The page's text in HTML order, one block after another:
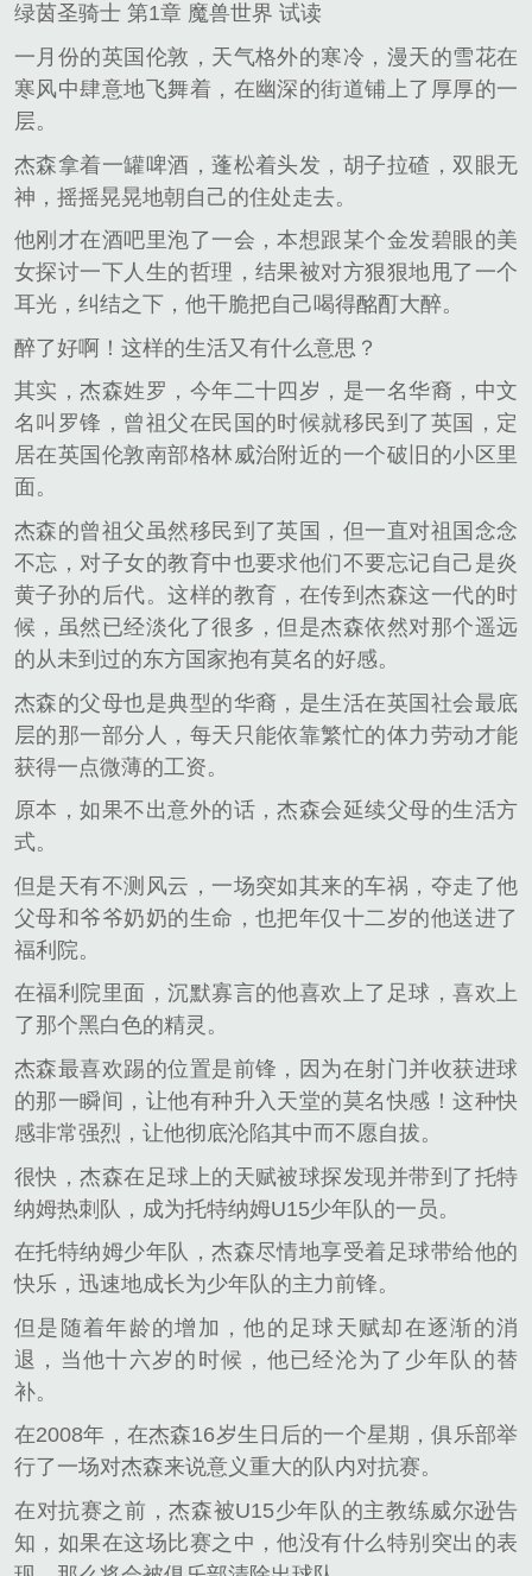
绿茵圣骑士 第1章 魔兽世界 试读
一月份的英国伦敦，天气格外的寒冷，漫天的雪花在
寒风中肆意地飞舞着，在幽深的街道铺上了厚厚的一
层。
杰森拿着一罐啤酒，蓬松着头发，胡子拉碴，双眼无
神，摇摇晃晃地朝自己的住处走去。
他刚才在酒吧里泡了一会，本想跟某个金发碧眼的美
女探讨一下人生的哲理，结果被对方狠狠地甩了一个
耳光，纠结之下，他干脆把自己喝得酩酊大醉。
醉了好啊！这样的生活又有什么意思？
其实，杰森姓罗，今年二十四岁，是一名华裔，中文
名叫罗锋，曾祖父在民国的时候就移民到了英国，定
居在英国伦敦南部格林威治附近的一个破旧的小区里
面。
杰森的曾祖父虽然移民到了英国，但一直对祖国念念
不忘，对子女的教育中也要求他们不要忘记自己是炎
黄子孙的后代。这样的教育，在传到杰森这一代的时
候，虽然已经淡化了很多，但是杰森依然对那个遥远
的从未到过的东方国家抱有莫名的好感。
杰森的父母也是典型的华裔，是生活在英国社会最底
层的那一部分人，每天只能依靠繁忙的体力劳动才能
获得一点微薄的工资。
原本，如果不出意外的话，杰森会延续父母的生活方
式。
但是天有不测风云，一场突如其来的车祸，夺走了他
父母和爷爷奶奶的生命，也把年仅十二岁的他送进了
福利院。
在福利院里面，沉默寡言的他喜欢上了足球，喜欢上
了那个黑白色的精灵。
杰森最喜欢踢的位置是前锋，因为在射门并收获进球
的那一瞬间，让他有种升入天堂的莫名快感！这种快
感非常强烈，让他彻底沦陷其中而不愿自拔。
很快，杰森在足球上的天赋被球探发现并带到了托特
纳姆热刺队，成为托特纳姆U15少年队的一员。
在托特纳姆少年队，杰森尽情地享受着足球带给他的
快乐，迅速地成长为少年队的主力前锋。
但是随着年龄的增加，他的足球天赋却在逐渐的消
退，当他十六岁的时候，他已经沦为了少年队的替
补。
在2008年，在杰森16岁生日后的一个星期，俱乐部举
行了一场对杰森来说意义重大的队内对抗赛。
在对抗赛之前，杰森被U15少年队的主教练威尔逊告
知，如果在这场比赛之中，他没有什么特别突出的表